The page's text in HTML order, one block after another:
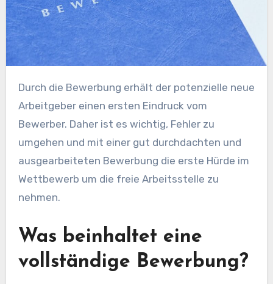
Durch die Bewerbung erhält der potenzielle neue
Arbeitgeber einen ersten Eindruck vom
Bewerber. Daher ist es wichtig, Fehler zu
umgehen und mit einer gut durchdachten und
ausgearbeiteten Bewerbung die erste Hürde im
Wettbewerb um die freie Arbeitsstelle zu
nehmen.
Was beinhaltet eine
vollständige Bewerbung?